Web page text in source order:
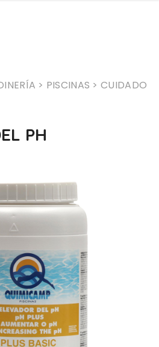
> PISCINAS > CUIDADO
PH